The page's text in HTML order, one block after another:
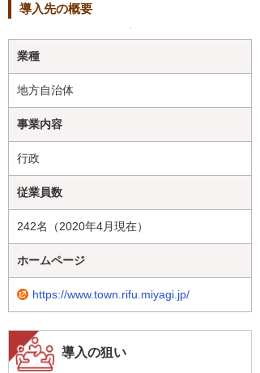
導入先の概要
業種
地方自治体
事業内容
行政
従業員数
242名（2020年4月現在）
ホームページ
https://www.town.rifu.miyagi.jp/
導入の狙い